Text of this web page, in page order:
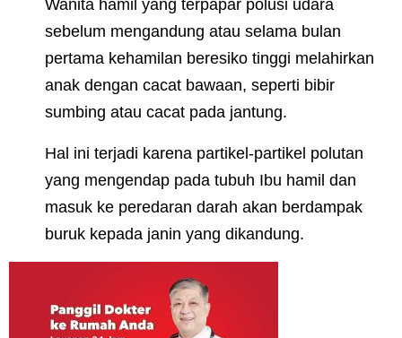
Wanita hamil yang terpapar polusi udara
sebelum mengandung atau selama bulan
pertama kehamilan beresiko tinggi melahirkan
anak dengan cacat bawaan, seperti bibir
sumbing atau cacat pada jantung.
Hal ini terjadi karena partikel-partikel polutan
yang mengendap pada tubuh Ibu hamil dan
masuk ke peredaran darah akan berdampak
buruk kepada janin yang dikandung.